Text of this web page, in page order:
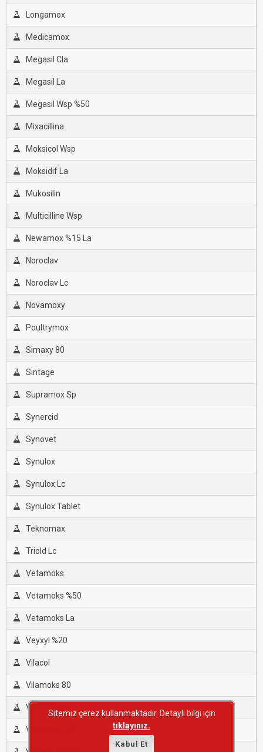
Longamox
Medicamox
Megasil Cla
Megasil La
Megasil Wsp %50
Mixacillina
Moksicol Wsp
Moksidif La
Mukosilin
Multicilline Wsp
Newamox %15 La
Noroclav
Noroclav Lc
Novamoxy
Poultrymox
Simaxy 80
Sintage
Supramox Sp
Synercid
Synovet
Synulox
Synulox Lc
Synulox Tablet
Teknomax
Triold Lc
Vetamoks
Vetamoks %50
Vetamoks La
Veyxyl %20
Vilacol
Vilamoks 80
Vilamoks La
Vimisin-K %80
Sitemiz çerez kullanmaktadır. Detaylı bilgi için
tıklayınız.
Kabul Et